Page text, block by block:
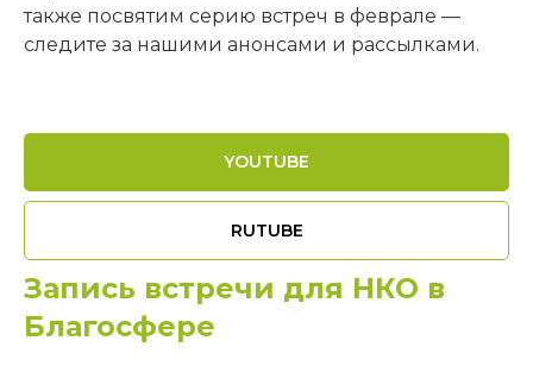
также посвятим серию встреч в феврале —
следите за нашими анонсами и рассылками.
YOUTUBE
RUTUBE
Запись встречи для НКО в
Благосфере
Контакты